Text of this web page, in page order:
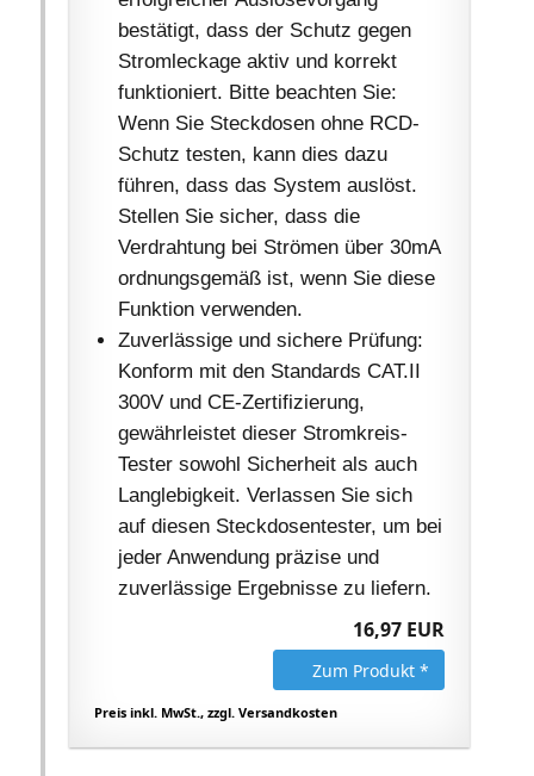
bestätigt, dass der Schutz gegen
Stromleckage aktiv und korrekt
funktioniert. Bitte beachten Sie:
Wenn Sie Steckdosen ohne RCD-
Schutz testen, kann dies dazu
führen, dass das System auslöst.
Stellen Sie sicher, dass die
Verdrahtung bei Strömen über 30mA
ordnungsgemäß ist, wenn Sie diese
Funktion verwenden.
Zuverlässige und sichere Prüfung:
Konform mit den Standards CAT.II
300V und CE-Zertifizierung,
gewährleistet dieser Stromkreis-
Tester sowohl Sicherheit als auch
Langlebigkeit. Verlassen Sie sich
auf diesen Steckdosentester, um bei
jeder Anwendung präzise und
zuverlässige Ergebnisse zu liefern.
16,97 EUR
Zum Produkt *
Preis inkl. MwSt., zzgl. Versandkosten